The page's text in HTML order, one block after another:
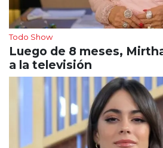
Todo Show
Luego de 8 meses,
a la televisión